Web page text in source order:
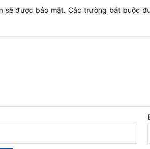
sẽ được bảo mật. Các trường bắt buộc